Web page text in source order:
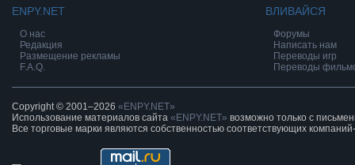
ENPY.NET
О нас
Редакция
Размещение рекламы
F.A.Q.
ВЛИВАЙСЯ
Форумы
Написать нам
Переводы игр
Переводы
Copyright © 2001–2026 «ENPY.NET»
Использование материалов сайта «ENPY.NET» возможно только с
Все торговые марки являются собственностью соответствующих